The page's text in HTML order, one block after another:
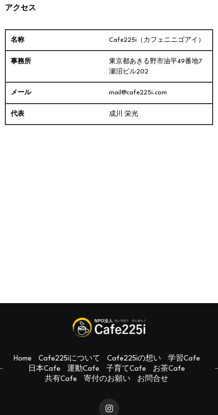
アクセス
Cafe225i（カフェニニゴアイ）
東京都あきる野市油平49番地7
瀬沼ビル202
mail@cafe225i.com
成川 栄光
Home Cafe225iについて Cafe225iの想い
学習Cafe
日本Cafe
運動Cafe 子育てCafe
お茶Cafe
共有Cafe
寄付のお願い お問合せ